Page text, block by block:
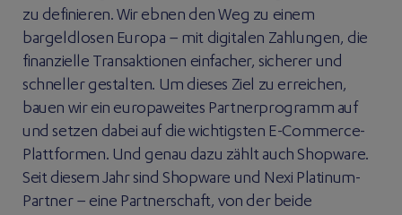
zu definieren. Wir ebnen den Weg zu einem
bargeldlosen Europa – mit digitalen Zahlungen, die
finanzielle Transaktionen einfacher, sicherer und
schneller gestalten. Um dieses Ziel zu erreichen,
bauen wir ein europaweites Partnerprogramm auf
und setzen dabei auf die wichtigsten E-Commerce-
Plattformen. Und genau dazu zählt auch Shopware.
Seit diesem Jahr sind Shopware und Nexi Platinum-
Partner – eine Partnerschaft, von der beide